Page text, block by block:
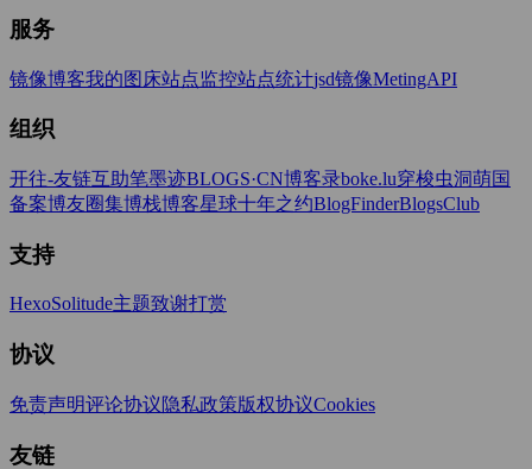
服务
镜像博客我的图床站点监控站点统计jsd镜像MetingAPI
组织
开往-友链互助笔墨迹BLOGS·CN博客录boke.lu穿梭虫洞萌国
备案博友圈集博栈博客星球十年之约BlogFinderBlogsClub
支持
HexoSolitude主题致谢打赏
协议
免责声明评论协议隐私政策版权协议Cookies
友链